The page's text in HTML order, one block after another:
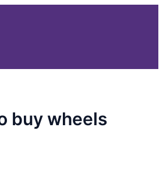
buy wheels